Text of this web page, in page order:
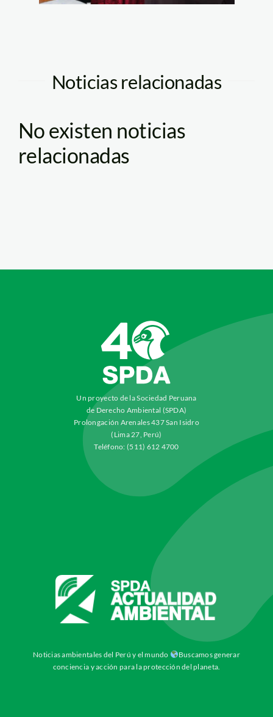
Noticias relacionadas
No existen noticias
relacionadas
Un proyecto de la Sociedad Peruana
de Derecho Ambiental (SPDA)
Prolongación Arenales 437 San Isidro
(Lima 27, Perú)
Teléfono: (511) 612 4700
Noticias ambientales del Perú y el mundo
Buscamos generar
conciencia y acción para la protección del planeta.